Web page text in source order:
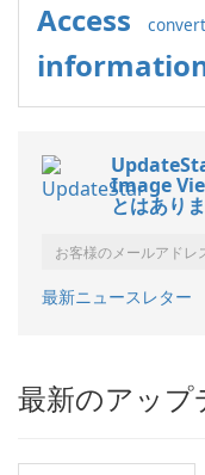
Access
Image
とはあり
最新ニュースレター
最新のアップ